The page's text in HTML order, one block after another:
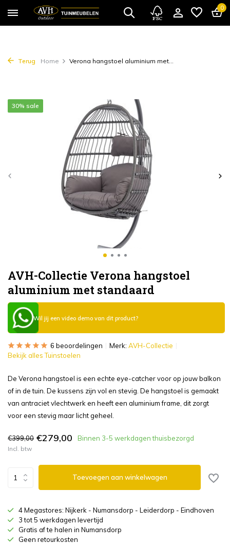
0
Terug Home Verona hangstoel aluminium met...
AVH-Collectie Verona hangstoel
aluminium met standaard
30% sale
Wil jij een video demo van dit product?
6 beoordelingen Merk: AVH-Collectie
Bekijk alles Tuinstoelen
De Verona hangstoel is een echte eye-catcher voor op jouw balkon
of in de tuin. De kussens zijn vol en stevig. De hangstoel is gemaakt
van antraciet vlechtwerk en heeft een aluminium frame, dit zorgt
voor een stevig maar licht geheel.
€399,00 €279,00 Binnen 3-5 werkdagen thuisbezorgd
Incl. btw
Toevoegen aan winkelwagen
4 Megastores: Nijkerk - Numansdorp - Leiderdorp - Eindhoven
3 tot 5 werkdagen levertijd
Gratis af te halen in Numansdorp
Geen retourkosten